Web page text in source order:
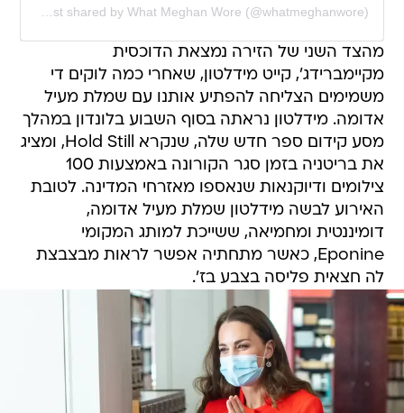
מהצד השני של הזירה נמצאת הדוכסית
מקיימברידג', קייט מידלטון, שאחרי כמה לוקים די
משמימים הצליחה להפתיע אותנו עם שמלת מעיל
אדומה. מידלטון נראתה בסוף השבוע בלונדון במהלך
מסע קידום ספר חדש שלה, שנקרא Hold Still, ומציג
את בריטניה בזמן סגר הקורונה באמצעות 100
צילומים ודיוקנאות שנאספו מאזרחי המדינה. לטובת
האירוע לבשה מידלטון שמלת מעיל אדומה,
דומיננטית ומחמיאה, ששייכת למותג המקומי
Eponine, כאשר מתחתיה אפשר לראות מבצבצת
לה חצאית פליסה בצבע בז'.